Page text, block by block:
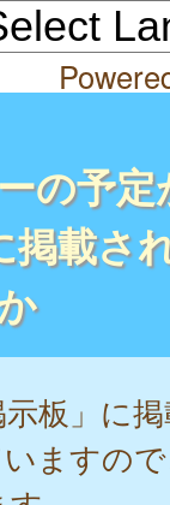
の予
載さ
示板」に
ますの